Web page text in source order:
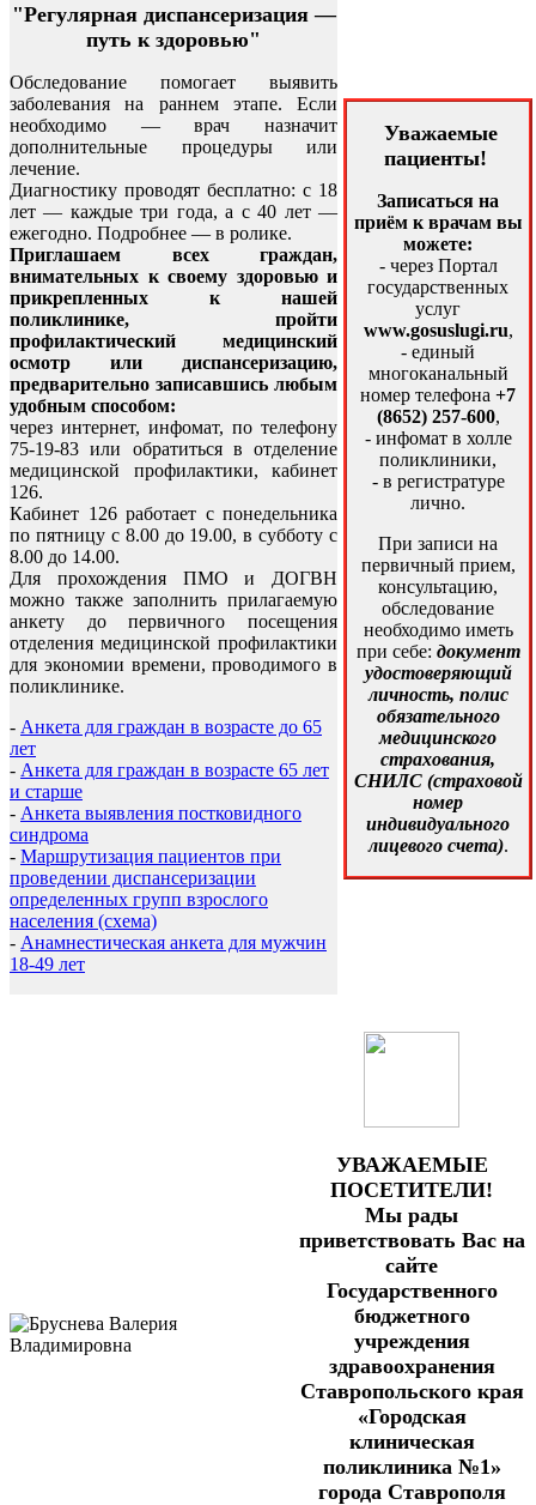
"Регулярная диспансеризация —
путь к здоровью"
Обследование помогает выявить
заболевания на раннем этапе. Если
необходимо — врач назначит
дополнительные процедуры или
лечение.
Диагностику проводят бесплатно: с 18
лет — каждые три года, а с 40 лет —
ежегодно. Подробнее — в ролике.
Приглашаем всех граждан,
внимательных к своему здоровью и
прикрепленных к нашей
поликлинике, пройти
профилактический медицинский
осмотр или диспансеризацию,
предварительно записавшись любым
удобным способом:
через интернет, инфомат, по телефону
75-19-83 или обратиться в отделение
медицинской профилактики, кабинет
126.
Кабинет 126 работает с понедельника
по пятницу с 8.00 до 19.00, в субботу с
8.00 до 14.00.
Для прохождения ПМО и ДОГВН
можно также заполнить прилагаемую
анкету до первичного посещения
отделения медицинской профилактики
для экономии времени, проводимого в
поликлинике.
- Анкета для граждан в возрасте до 65
лет
- Анкета для граждан в возрасте 65 лет
и старше
- Анкета выявления постковидного
синдрома
- Маршрутизация пациентов при
проведении диспансеризации
определенных групп взрослого
населения (схема)
- Анамнестическая анкета для мужчин
18-49 лет
Уважаемые
пациенты!
Записаться на
приём к врачам вы
можете:
- через Портал
государственных
услуг
www.gosuslugi.ru,
- единый
многоканальный
номер телефона +7
(8652) 257-600,
- инфомат в холле
поликлиники,
- в регистратуре
лично.
При записи на
первичный прием,
консультацию,
обследование
необходимо иметь
при себе: документ
удостоверяющий
личность, полис
обязательного
медицинского
страхования,
СНИЛС (страховой
номер
индивидуального
лицевого счета).
УВАЖАЕМЫЕ
ПОСЕТИТЕЛИ!
Мы рады
приветствовать Вас на
сайте
Государственного
бюджетного
учреждения
здравоохранения
Ставропольского края
«Городская
клиническая
поликлиника №1»
города Ставрополя